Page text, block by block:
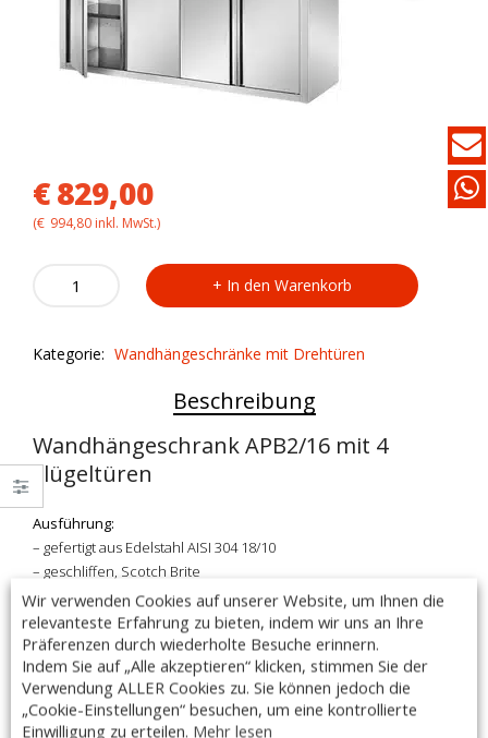
€829,00
(€ 994,80 inkl. MwSt.)
Wandhängeschrank
APB2/16
In den Warenkorb
Kategorie: Wandhängeschränke mit Drehtüren
Beschreibung
Wandhängeschrank APB2/16 mit 4
Flügeltüren
Ausführung:
– gefertigt aus Edelstahl AISI 304 18/10
– geschliffen, Scotch Brite
– inklusive Wandhalterung
– Maße: 1600x400x660mm
– Made in Italy
DIESER ARTIKEL IST AUCH MIT SONDERMAßEN
LIEFERBAR!
Wir verwenden Cookies auf unserer Website, um Ihnen die
relevanteste Erfahrung zu bieten, indem wir uns an Ihre
Präferenzen durch wiederholte Besuche erinnern.
Indem Sie auf „Alle akzeptieren“ klicken, stimmen Sie der
Verwendung ALLER Cookies zu. Sie können jedoch die
„Cookie-Einstellungen“ besuchen, um eine kontrollierte
Einwilligung zu erteilen. Mehr lesen